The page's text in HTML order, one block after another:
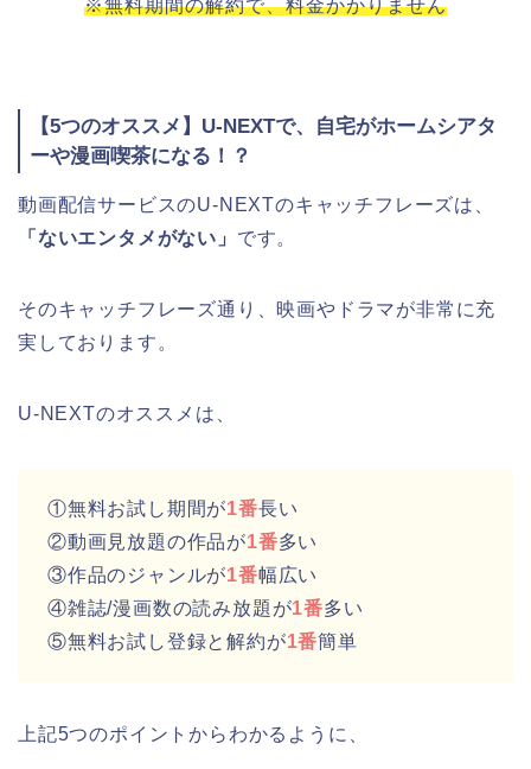
※無料期間の解約で、料金かかりません
【5つのオススメ】U-NEXTで、自宅がホームシアタ
ーや漫画喫茶になる！？
動画配信サービスのU-NEXTのキャッチフレーズは、
「ないエンタメがない」 です。
そのキャッチフレーズ通り、映画やドラマが非常に充
実しております。
U-NEXTのオススメは、
①無料お試し期間が1番長い
②動画見放題の作品が1番多い
③作品のジャンルが1番幅広い
④雑誌/漫画数の読み放題が1番多い
⑤無料お試し登録と解約が1番簡単
上記5つのポイントからわかるように、